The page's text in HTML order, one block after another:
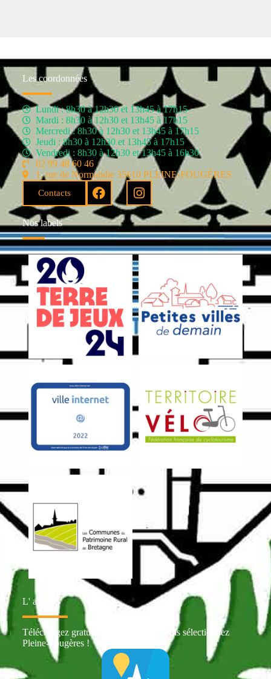
Les coordonnées
Lundi : 8h30 à 12h30 et 13h45 à 17h15
Mardi : 8h30 à 12h30 et 13h45 à 17h15
Mercredi : 8h30 à 12h30 et 13h45 à 17h15
Jeudi : 8h30 à 12h30 et 13h45 à 17h15
Vendredi : 8h30 à 12h30 et 13h45 à 16h30
02 99 48 60 46
1, rue de Normandie 35610 PLEINE-FOUGÈRES
Contacts
Nos labels
L' appli
Téléchargez gratuitement Intramuros puis sélectionnez
Pleine-Fougères !